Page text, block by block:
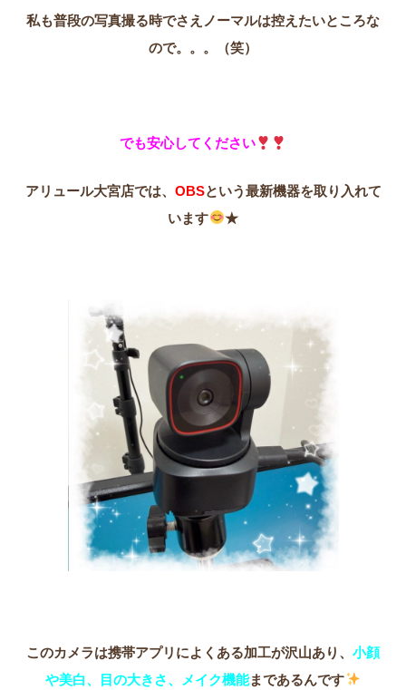
私も普段の写真撮る時でさえノーマルは控えたいところな
ので。。。（笑）
でも安心してください
アリュール大宮店では、 OBSという最新機器を取り入れて
います
★
このカメラは携帯アプリによくある加工が沢山あり、 小顔
や美白、目の大きさ、メイク機能まであるんです